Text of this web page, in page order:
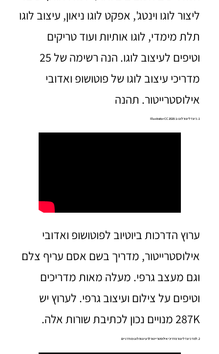
ליצור לוגו וינטג', אפקט לוגו ניאון, עיצוב לוגו
תלת מימדי, לוגו אותיות ועוד טריקים
וטיפים לעיצוב לוגו. הנה רשימה של 25
מדריכי עיצוב לוגו של פוטושופ ואדובי
אילוסטרייטור. תהנה
1. כיצד ליצור לוגו ב-Illustrator CC 2020
ערוץ הדרכות ביוטיוב לפוטושופ ואדובי
אילוסטרייטור, מדריך בשם אסם עריף צלם
וגם מעצב גרפי. מעלה מאות מדריכים
וטיפים על צילום ועיצוב גרפי. לערוץ יש
287K מנויים נכון לכתיבת שורות אלה.
2. למד כיצד ליצור מדריכי אילוסטרייטור לרעיונות לוגו מודרניים